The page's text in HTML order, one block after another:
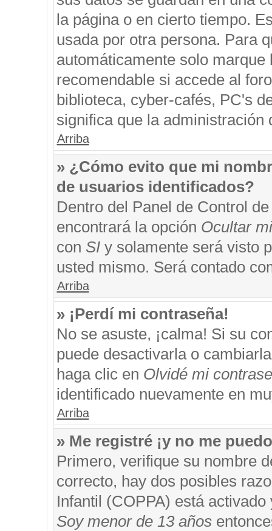
la página o en cierto tiempo.
usada por otra persona. Para
automáticamente solo
recomendable si accede al
biblioteca, cyber-cafés, PC's
significa que la administración
Arriba
» ¿Cómo evito que mi
de usuarios identificados?
Dentro del Panel de Control
encontrará la opción Ocultar
con SIy solamente será visto
usted mismo. Será contado
Arriba
» ¡Perdí mi contraseña!
No se asuste, ¡calma! Si su
puede desactivarla o
haga clic en Olvidé mi
identificado nuevamente en
Arriba
» Me registré ¡y no me
Primero, verifique su nombre
correcto, hay dos posibles
Infantil (COPPA) está
Soy menor de 13 años